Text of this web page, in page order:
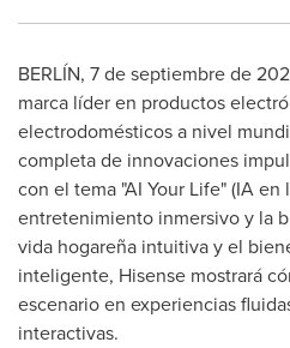
BERLÍN, 7 de septiembre de
marca líder en productos
electrodomésticos a nivel
completa de innovaciones
con el tema "AI Your Life" (IA
entretenimiento inmersivo y la
vida hogareña intuitiva y el
inteligente, Hisense mostrará
escenario en experiencias
interactivas.